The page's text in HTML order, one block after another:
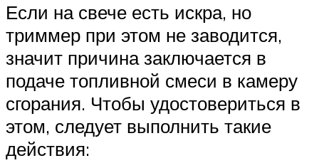
Если на свече есть искра, но
триммер при этом не заводится,
значит причина заключается в
подаче топливной смеси в камеру
сгорания. Чтобы удостовериться в
этом, следует выполнить такие
действия: